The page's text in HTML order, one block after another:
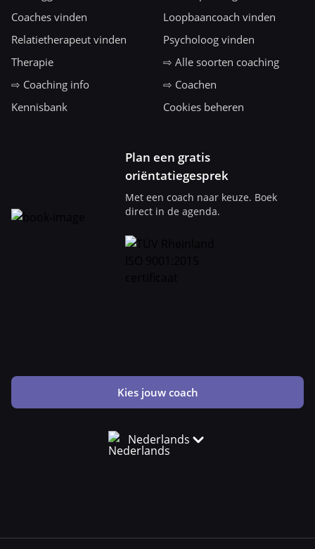
Coaches vinden
Loopbaancoach vinden
Relatietherapeut vinden
Psycholoog vinden
Therapie
⇨ Alle soorten coaching
⇨ Coaching info
⇨ Coachen
Kennisbank
Cookies beheren
Plan een gratis
oriëntatiegesprek
Met een coach naar keuze. Boek
direct in de agenda.
Kies jouw coach
Nederlands